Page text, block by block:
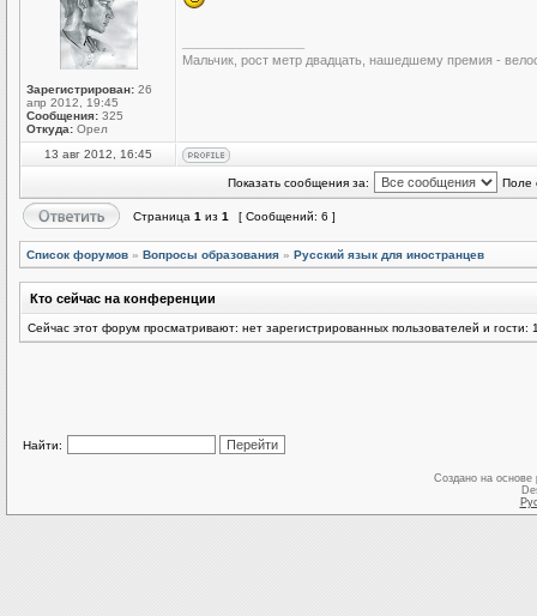
Зарегистрирован: 26
апр 2012, 19:45
Сообщения: 325
Откуда: Орел
Мальчик, рост метр двадцать, нашедшему премия -
13 авг 2012, 16:45
Показать сообщения за: Поле
Страница 1 из 1 [ Сообщений: 6 ]
Список форумов » Вопросы образования » Русский язык для иностранцев
Кто сейчас на конференции
Сейчас этот форум просматривают: нет зарегистрированных пользователей и гости:
Найти:
Создано на основе